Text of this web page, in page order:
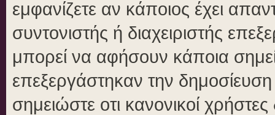
εμφανίζετε αν κάποιος έχει
συντονιστής ή διαχειριστής
μπορεί να αφήσουν κάποια
επεξεργάστηκαν την
σημειώστε οτι κανονικοί